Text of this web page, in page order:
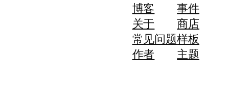
博客
关于
常见问题
作者
事件
商店
样板
主题